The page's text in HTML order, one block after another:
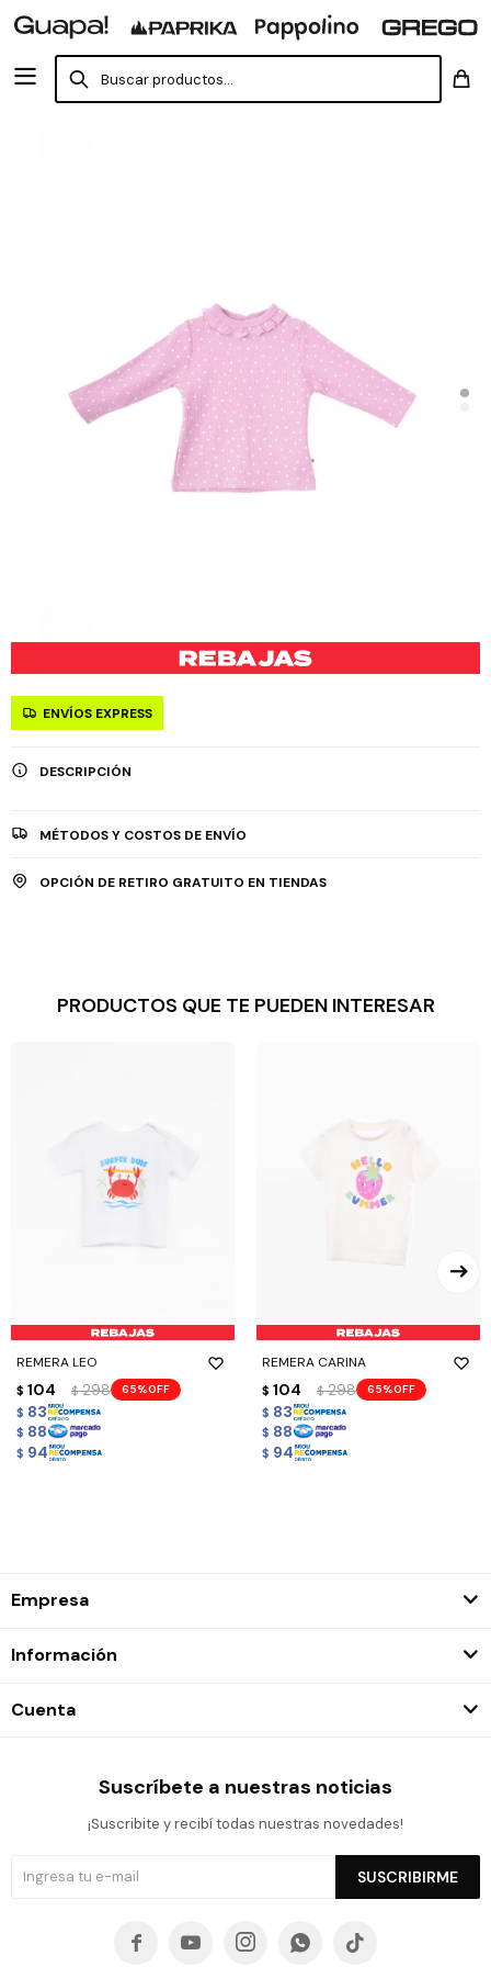
ENVÍOS EXPRESS
DESCRIPCIÓN
MÉTODOS Y COSTOS DE ENVÍO
OPCIÓN DE RETIRO GRATUITO EN TIENDAS
PRODUCTOS QUE TE PUEDEN INTERESAR
REMERA LEO
$ 104 $ 298 65
$ 83
$ 88
$ 94
REMERA CARINA
$ 104 $ 298 65
$ 83
$ 88
$ 94
Empresa
Información
Cuenta
Suscríbete a nuestras noticias
¡Suscribite y recibí todas nuestras novedades!
SUSCRIBIRME
    